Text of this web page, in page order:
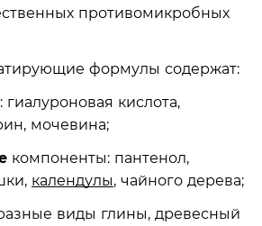
противомикробных
формулы содержат:
: гиалуроновая кислота,
мочевина;
компоненты: пантенол,
календулы, чайного дерева;
виды глины, древесный